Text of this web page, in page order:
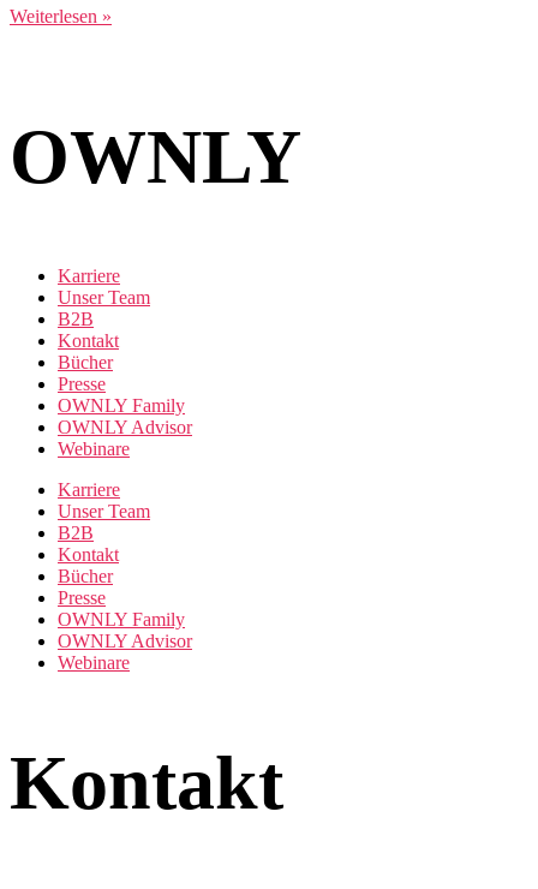
Weiterlesen »
OWNLY
Karriere
Unser Team
B2B
Kontakt
Bücher
Presse
OWNLY Family
OWNLY Advisor
Webinare
Karriere
Unser Team
B2B
Kontakt
Bücher
Presse
OWNLY Family
OWNLY Advisor
Webinare
Kontakt